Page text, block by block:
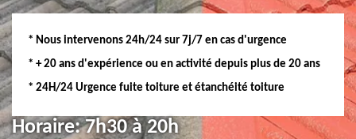
* Nous intervenons 24h/24 sur 7j/7 en cas d'urgence
* + 20 ans d'expérience ou en activité depuis plus de 20 ans
* 24H/24 Urgence fuite toiture et étanchéité toiture
Horaire:7h30 à 20h